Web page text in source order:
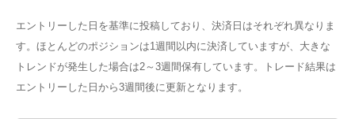
エントリーした日を基準に投稿しており、決済日はそれぞれ異なりま
す。ほとんどのポジションは1週間以内に決済していますが、大きな
トレンドが発生した場合は2～3週間保有しています。トレード結果は
エントリーした日から3週間後に更新となります。